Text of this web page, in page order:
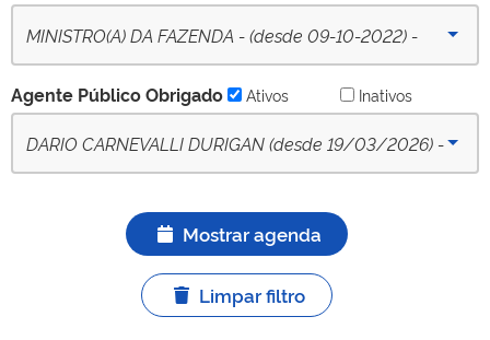
MINISTRO(A) DA FAZENDA - (desde 09-10-2022) -
Agente Público Obrigado Ativos Inativos
DARIO CARNEVALLI DURIGAN (desde 19/03/2026) -
Mostrar agenda
Limpar filtro